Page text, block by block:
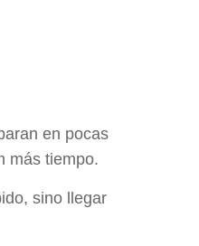
en pocas
más tiempo.
sino llegar